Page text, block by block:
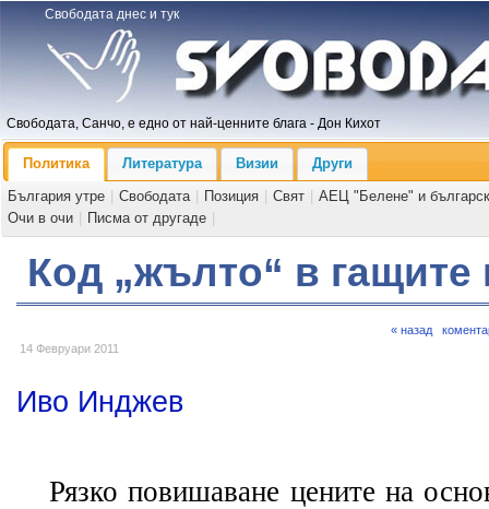
Свободата днес и тук
Свободата, Санчо, е едно от най-ценните блага - Дон Кихот
Политика Литература Визии
Други
България утре
Свободата Позиция Свят
АЕЦ "Белене" и
Очи в очи
Писма от другаде
Код „жълто“ в гащите
14 Февруари 2011
« назад
Иво Инджев
Рязко повишаване цените на